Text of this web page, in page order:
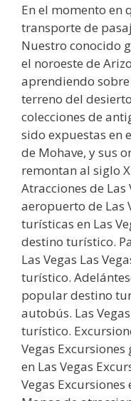
En el momento en
transporte de
Nuestro conocido
el noroeste de
aprendiendo
terreno del
colecciones de
sido expuestas en
de Mohave, y sus
remontan al siglo
Atracciones de Las
aeropuerto de Las
turísticas en Las
destino turístico.
Las Vegas Las
turístico.
popular destino
autobús. Las
turístico.
Vegas
en Las Vegas
Vegas Excursiones